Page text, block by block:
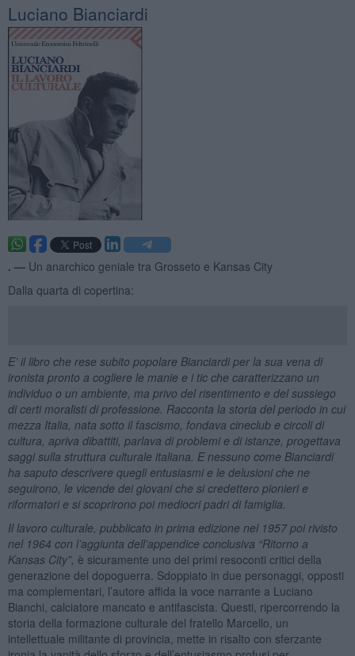
​Luciano Bianciardi
. — Un anarchico geniale tra Grosseto e Kansas City
Dalla quarta di copertina:
E’ il libro che rese subito popolare Bianciardi per la sua vena di
ironista pronto a cogliere le manie e i tic che caratterizzano un
individuo o un ambiente, ma privo del risentimento e del sussiego
di certi moralisti di professione. Racconta la storia del periodo in cui
mezza Italia, nata sotto il fascismo, fondava cineclub e circoli di
cultura, apriva dibattiti, parlava di problemi e di istanze, progettava
saggi sulla struttura culturale italiana. E nessuno come Bianciardi
ha saputo descrivere quegli entusiasmi e le delusioni che ne
seguirono, le vicende dei giovani che si credettero pionieri e
riformatori e si scoprirono poi mediocri padri di famiglia.
Il lavoro culturale, pubblicato in prima edizione nel 1957 poi rivisto
nel 1964 con l’aggiunta dell’appendice conclusiva “Ritorno a
Kansas City”, è sicuramente uno dei primi resoconti critici della
generazione del dopoguerra. Sdoppiato in due personaggi, opposti
ma complementari, l’autore affida la voce narrante a Luciano
Bianchi, calciatore mancato e antifascista. Questi, ripercorrendo la
storia della formazione culturale del fratello Marcello, un
intellettuale militante di provincia, mette in risalto con sferzante